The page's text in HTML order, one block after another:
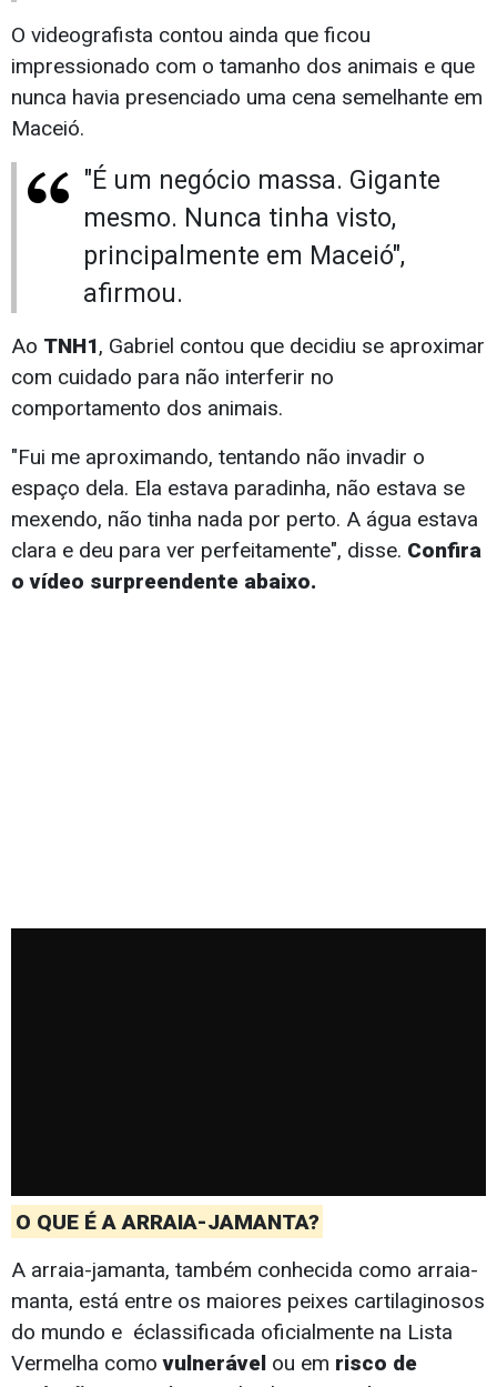
O videografista contou ainda que ficou
impressionado com o tamanho dos animais e que
nunca havia presenciado uma cena semelhante em
Maceió.
"É um negócio massa. Gigante
mesmo. Nunca tinha visto,
principalmente em Maceió",
afirmou.
Ao TNH1, Gabriel contou que decidiu se aproximar
com cuidado para não interferir no
comportamento dos animais.
"Fui me aproximando, tentando não invadir o
espaço dela. Ela estava paradinha, não estava se
mexendo, não tinha nada por perto. A água estava
clara e deu para ver perfeitamente", disse. Confira
o vídeo surpreendente abaixo.
O QUE É A ARRAIA-JAMANTA?
A arraia-jamanta, também conhecida como arraia-
manta, está entre os maiores peixes cartilaginosos
do mundo e éclassificada oficialmente na Lista
Vermelha comovulnerável ou em risco de